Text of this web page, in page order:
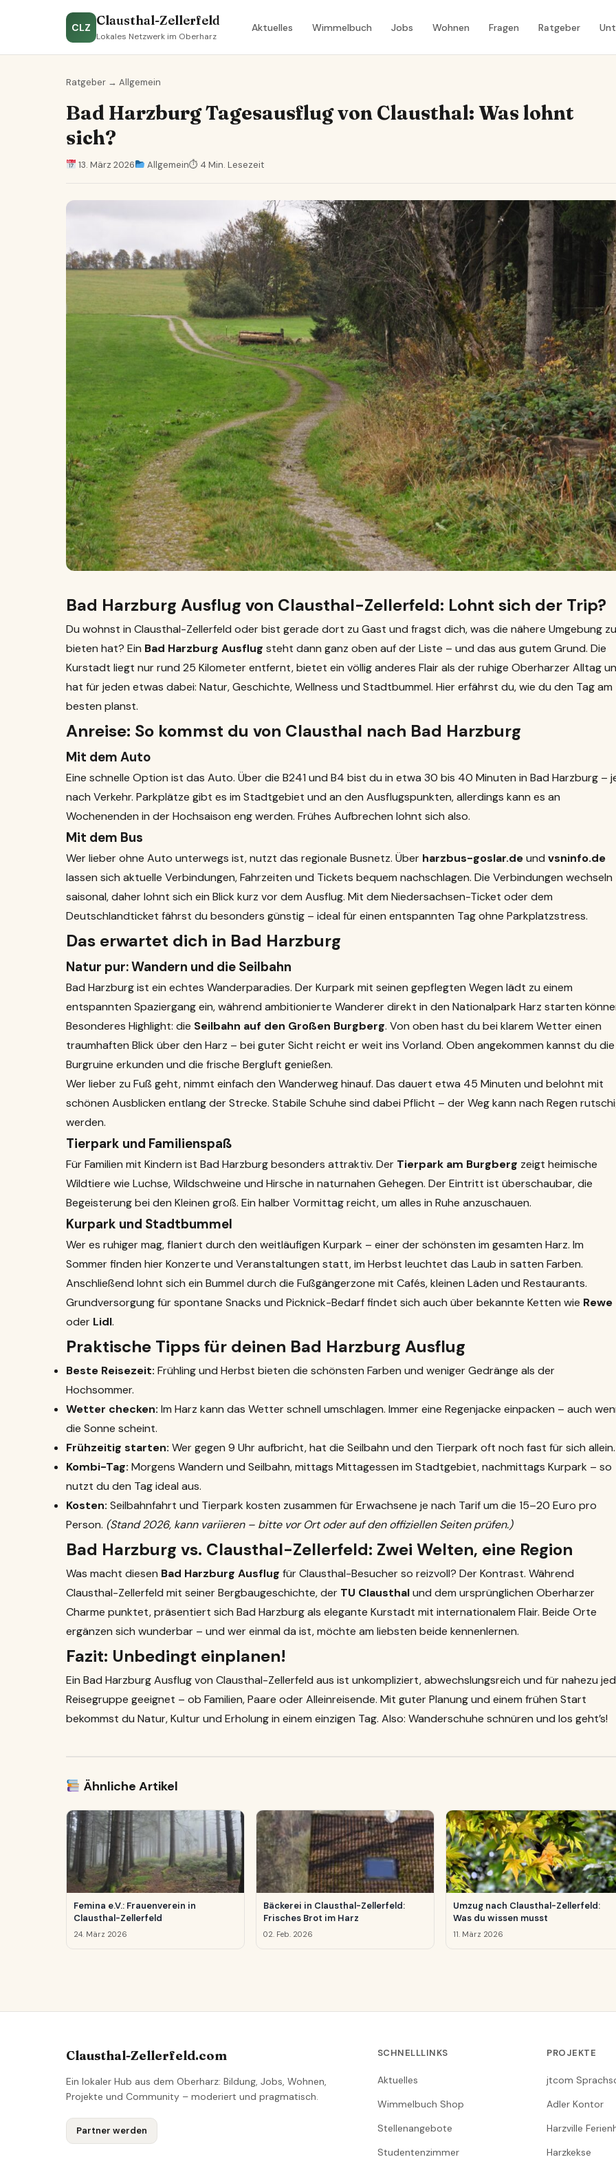
CLZ Clausthal-Zellerfeld
Lokales Netzwerk im Oberharz
Aktuelles Wimmelbuch Jobs Wohnen Fragen Ratgeber
Ratgeber → Allgemein
Bad Harzburg Tagesausflug von Clausthal: Was lohnt
sich?
13. März 2026 Allgemein⏱ 4 Min. Lesezeit
Bad Harzburg Ausflug von Clausthal-Zellerfeld: Lohnt sich der Trip?
Du wohnst in Clausthal-Zellerfeld oder bist gerade dort zu Gast und fragst dich, was die nähere Umgebung zu
bieten hat? Ein Bad Harzburg Ausflug steht dann ganz oben auf der Liste – und das aus gutem Grund. Die
Kurstadt liegt nur rund 25 Kilometer entfernt, bietet ein völlig anderes Flair als der ruhige Oberharzer Alltag
hat für jeden etwas dabei: Natur, Geschichte, Wellness und Stadtbummel. Hier erfährst du, wie du den Tag am
besten planst.
Anreise: So kommst du von Clausthal nach Bad Harzburg
Mit dem Auto
Eine schnelle Option ist das Auto. Über die B241 und B4 bist du in etwa 30 bis 40 Minuten in Bad Harzburg –
nach Verkehr. Parkplätze gibt es im Stadtgebiet und an den Ausflugspunkten, allerdings kann es an
Wochenenden in der Hochsaison eng werden. Frühes Aufbrechen lohnt sich also.
Mit dem Bus
Wer lieber ohne Auto unterwegs ist, nutzt das regionale Busnetz. Über harzbus-goslar.deund vsninfo.de
lassen sich aktuelle Verbindungen, Fahrzeiten und Tickets bequem nachschlagen. Die Verbindungen wechseln
saisonal, daher lohnt sich ein Blick kurz vor dem Ausflug. Mit dem Niedersachsen-Ticket oder dem
Deutschlandticket fährst du besonders günstig – ideal für einen entspannten Tag ohne Parkplatzstress.
Das erwartet dich in Bad Harzburg
Natur pur: Wandern und die Seilbahn
Bad Harzburg ist ein echtes Wanderparadies. Der Kurpark mit seinen gepflegten Wegen lädt zu einem
entspannten Spaziergang ein, während ambitionierte Wanderer direkt in den Nationalpark Harz starten
Besonderes Highlight: die Seilbahn auf den Großen Burgberg. Von oben hast du bei klarem Wetter einen
traumhaften Blick über den Harz – bei guter Sicht reicht er weit ins Vorland. Oben angekommen kannst du die
Burgruine erkunden und die frische Bergluft genießen.
Wer lieber zu Fuß geht, nimmt einfach den Wanderweg hinauf. Das dauert etwa 45 Minuten und belohnt mit
schönen Ausblicken entlang der Strecke. Stabile Schuhe sind dabei Pflicht – der Weg kann nach Regen
werden.
Tierpark und Familienspaß
Für Familien mit Kindern ist Bad Harzburg besonders attraktiv. Der Tierpark am Burgberg zeigt heimische
Wildtiere wie Luchse, Wildschweine und Hirsche in naturnahen Gehegen. Der Eintritt ist überschaubar, die
Begeisterung bei den Kleinen groß. Ein halber Vormittag reicht, um alles in Ruhe anzuschauen.
Kurpark und Stadtbummel
Wer es ruhiger mag, flaniert durch den weitläufigen Kurpark – einer der schönsten im gesamten Harz. Im
Sommer finden hier Konzerte und Veranstaltungen statt, im Herbst leuchtet das Laub in satten Farben.
Anschließend lohnt sich ein Bummel durch die Fußgängerzone mit Cafés, kleinen Läden und Restaurants.
Grundversorgung für spontane Snacks und Picknick-Bedarf findet sich auch über bekannte Ketten wie Rewe
oder Lidl.
Praktische Tipps für deinen Bad Harzburg Ausflug
Beste Reisezeit: Frühling und Herbst bieten die schönsten Farben und weniger Gedränge als der
Hochsommer.
Wetter checken: Im Harz kann das Wetter schnell umschlagen. Immer eine Regenjacke einpacken – auch
die Sonne scheint.
Frühzeitig starten: Wer gegen 9 Uhr aufbricht, hat die Seilbahn und den Tierpark oft noch fast für sich allein.
Kombi-Tag: Morgens Wandern und Seilbahn, mittags Mittagessen im Stadtgebiet, nachmittags Kurpark – so
nutzt du den Tag ideal aus.
Kosten: Seilbahnfahrt und Tierpark kosten zusammen für Erwachsene je nach Tarif um die 15–20 Euro pro
Person. (Stand 2026, kann variieren – bitte vor Ort oder auf den offiziellen Seiten prüfen.)
Bad Harzburg vs. Clausthal-Zellerfeld: Zwei Welten, eine Region
Was macht diesen Bad Harzburg Ausflug für Clausthal-Besucher so reizvoll? Der Kontrast. Während
Clausthal-Zellerfeld mit seiner Bergbaugeschichte, der TU Clausthalund dem ursprünglichen Oberharzer
Charme punktet, präsentiert sich Bad Harzburg als elegante Kurstadt mit internationalem Flair. Beide Orte
ergänzen sich wunderbar – und wer einmal da ist, möchte am liebsten beide kennenlernen.
Fazit: Unbedingt einplanen!
Ein Bad Harzburg Ausflug von Clausthal-Zellerfeld aus ist unkompliziert, abwechslungsreich und für nahezu
Reisegruppe geeignet – ob Familien, Paare oder Alleinreisende. Mit guter Planung und einem frühen Start
bekommst du Natur, Kultur und Erholung in einem einzigen Tag. Also: Wanderschuhe schnüren und los geht’s!
Ähnliche Artikel
Femina e.V.: Frauenverein in
Clausthal-Zellerfeld
24. März 2026
Bäckerei in Clausthal-Zellerfeld:
Frisches Brot im Harz
02. Feb. 2026
Umzug nach Clausthal-Zellerfeld:
Was du wissen musst
11. März 2026
Clausthal-Zellerfeld.com
Ein lokaler Hub aus dem Oberharz: Bildung, Jobs, Wohnen,
Projekte und Community – moderiert und pragmatisch.
Partner werden
SCHNELLLINKS
Aktuelles
Wimmelbuch Shop
Stellenangebote
Studentenzimmer
PROJEKTE
jtcom
Adler Kontor
Harzville
Harzkekse